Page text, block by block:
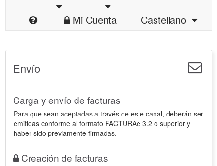
Mi Cuenta
Castellano
Envío
Carga y envío de facturas
Para que sean aceptadas a través de este canal, deberán ser
emitidas conforme al formato FACTURAe 3.2 o superior y
haber sido previamente firmadas.
Creación de facturas